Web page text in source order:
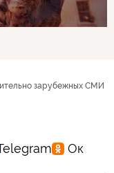
зарубежных СМИ